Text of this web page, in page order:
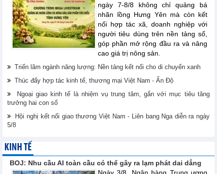
ngày 7-8/8 không chỉ quảng bá
nhãn lồng Hưng Yên mà còn kết
nối hợp tác xã, doanh nghiệp với
người tiêu dùng trên nền tảng số,
góp phần mở rộng đầu ra và nâng
cao giá trị nông sản.
Triển lãm ngành năng lượng: Nền tảng kết nối cho di chuyển xanh
Thúc đẩy hợp tác kinh tế, thương mại Việt Nam - Ấn Độ
Ngoại giao kinh tế là nhiệm vụ trung tâm, gắn với mục tiêu tăng
trưởng hai con số
Hội nghị kết nối giao thương Việt Nam - Liên bang Nga diễn ra ngày
5/8
KINH TẾ
BOJ: Nhu cầu AI toàn cầu có thể gây ra lạm phát dai dẳng
Ngày 3/8, Ngân hàng Trung ương